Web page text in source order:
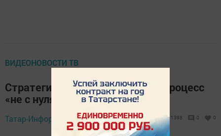
ВИДЕОНОВОСТИ ТВ
Стратегия «Татарстан-2030» - процесс
«не с нуля»
Татар-Информ, 8 мая 2015 - 16:31 1398 0 0